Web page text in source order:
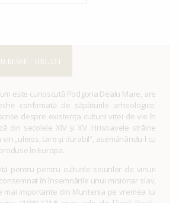
MARE - URLAŢI
este cunoscută Podgoria Dealu Mare, are
confirmată de săpăturile arheologice.
despre existența culturii viței de vie în
din secolele XIV și XV. Hrisoavele străine
„uleios, tare și durabil”, asemănându-l cu
în Europa.
pentru pentru culturile soiurilor de vinuri
în însemnările unui misionar slav,
mai importante din Muntenia pe vremea lui